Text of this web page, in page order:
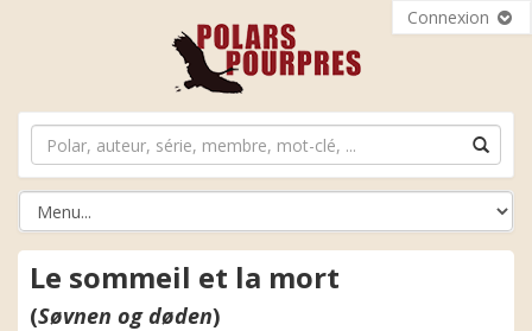
Connexion
Le sommeil et la mort
(Søvnen og døden)